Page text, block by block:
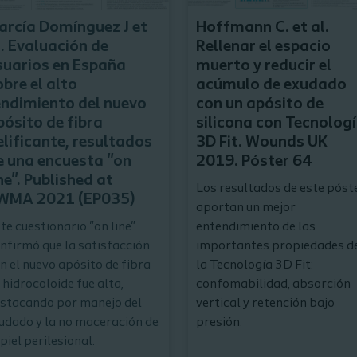
Domínguez J et
Evaluación de
en España
el alto
del nuevo
de fibra
resultados
una encuesta "on
Published at
2021 (EP035)
cuestionario "on line"
que la satisfacción
el nuevo apósito de fibra
hidrocoloide fue alta,
por manejo del
y la no maceración de
perilesional.
Hoffmann C. et al.
Rellenar el espacio
muerto y reducir el
acúmulo de exudado
con un apósito de
silicona con
3D Fit. Wounds UK
2019. Póster 64
Los resultados de este
aportan un mejor
entendimiento de las
importantes propiedades
la Tecnología 3D Fit:
confomabilidad, absorción
vertical y retención bajo
presión.